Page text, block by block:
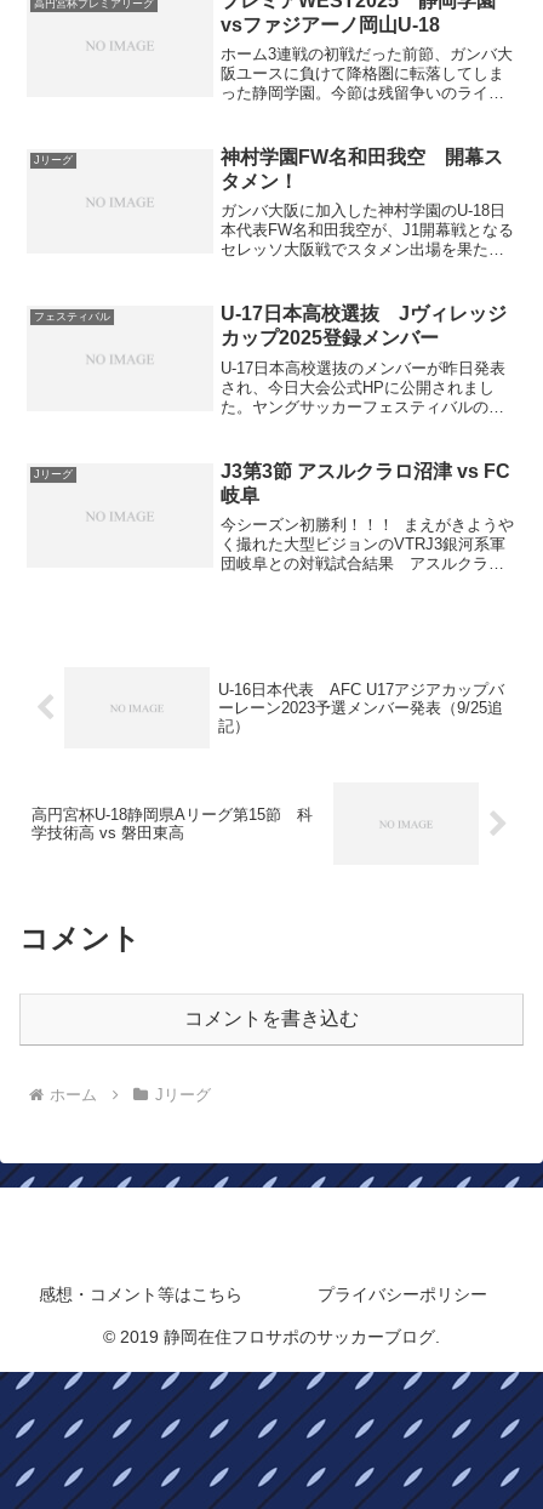
高円宮杯プレミアリーグ
vsファジアーノ岡山U-18
ホーム3連戦の初戦だった前節、ガンバ大
阪ユースに負けて降格圏に転落してしま
った静岡学園。今節は残留争いのライバ
す。試合記録スタメンGKは有竹拓海で、
4バックはDF松...
Jリーグ
神村学園FW名和田我空 開幕ス
タメン！
ガンバ大阪に加入した神村学園のU-18日
本代表FW名和田我空が、J1開幕戦となる
セレッソ大阪戦でスタメン出場を果たし
年ぶりとのこと。J1開幕戦、金J、大阪ダ
ービー、こ...
フェスティバル
U-17日本高校選抜 Jヴィレッジ
カップ2025登録メンバー
U-17日本高校選抜のメンバーが昨日発表
され、今日大会公式HPに公開されまし
た。ヤングサッカーフェスティバルの時
されています。MF篠塚怜音（静岡学園）
とMF山﨑絢心...
Jリーグ
J3第3節 アスルクラロ沼津 vs FC
岐阜
今シーズン初勝利！！！ まえがきようや
く撮れた大型ビジョンのVTRJ3銀河系軍
団岐阜との対戦試合結果 アスルクラロ
U-16日本代表 AFC U17アジアカップバ
ーレーン2023予選メンバー発表（9/25追
記）
高円宮杯U-18静岡県Aリーグ第15節 科
学技術高 vs 磐田東高
コメント
コメントを書き込む
ホーム Jリーグ
感想・コメント等はこちら プライバシーポリシー
© 2019 静岡在住フロサポのサッカーブログ.